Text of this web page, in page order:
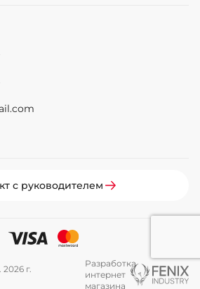
с руководителем
г.
Разработка
интернет
магазина